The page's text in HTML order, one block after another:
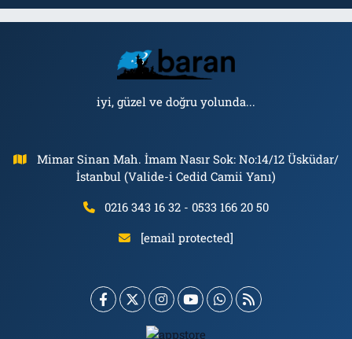
iyi, güzel ve doğru yolunda...
Mimar Sinan Mah. İmam Nasır Sok: No:14/12 Üsküdar/
İstanbul (Valide-i Cedid Camii Yanı)
0216 343 16 32 - 0533 166 20 50
[email protected]